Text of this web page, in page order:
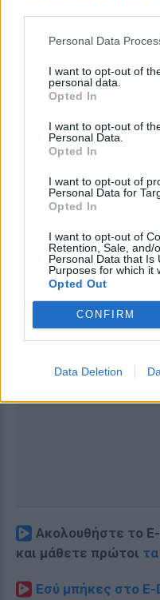
Personal Data
I want to opt-out of
personal data.
Opted In
I want to opt-out of
Personal Data.
Opted In
I want to opt-out of
Personal Data for
Opted In
I want to opt-out of
Retention, Sale, and/
Personal Data that Is
Purposes for which it
Opted Out
CONFIRM
Data Deletion
Ακολουθήστε το
και μάθετε πρώτοι
Εσύ μπήκες στο E-